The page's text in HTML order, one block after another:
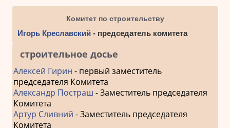
Комитет по строительству
Игорь Креславский - председатель комитета
строительное досье
Алексей Гирин - первый заместитель
председателя Комитета
Александр Постраш - Заместитель председателя
Комитета
Артур Сливний - Заместитель председателя
Комитета